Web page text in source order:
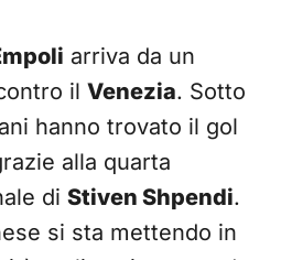
arriva da un
il Venezia. Sotto
hanno trovato il gol
alla quarta
di Stiven Shpendi.
si sta mettendo in